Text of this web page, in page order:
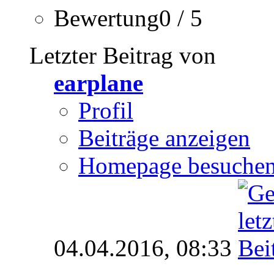
Bewertung0 / 5
Letzter Beitrag von
earplane
Profil
Beiträge anzeigen
Homepage
04.04.2016, 08:33